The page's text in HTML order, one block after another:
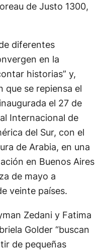
de Justo 1300,
diferentes
en la
historias” y,
que se repiensa el
el 27 de
Internacional de
del Sur, con el
de Arabia, en una
en Buenos Aires
de mayo a
veinte países.
Zedani y Fatima
Golder “buscan
de pequeñas